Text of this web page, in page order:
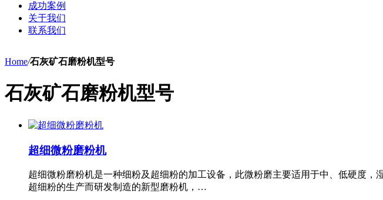
成功案例
关于我们
联系我们
Home/石灰矿石磨粉机型号
石灰矿石磨粉机型号
超细微粉磨粉机
超细微粉磨粉机是一种细粉及超细粉的加工设备，此微粉磨主要适用于中、低硬度
超细粉的生产而研发制造的新型磨粉机，…